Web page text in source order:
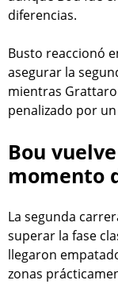
diferencias.
Busto reaccionó
asegurar la
mientras
penalizado por
Bou
momento
La segunda
superar la fase
llegaron
zonas